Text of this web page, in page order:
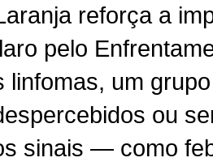
reforça a
pelo
linfomas, um
ou
sinais — como